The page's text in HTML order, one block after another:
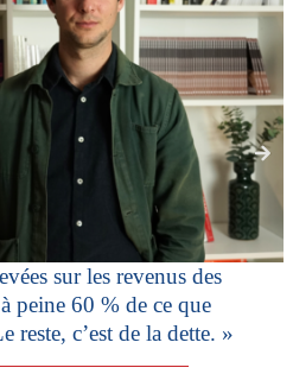
sur les revenus des
peine 60 % de ce que
reste, c’est de la dette. »